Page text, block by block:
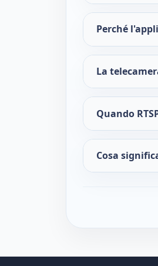
Perché
La
Quando
Cosa